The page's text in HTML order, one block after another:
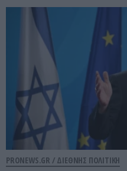
PRONEWS.GR / ΔΙΕΘΝΗΣ ΠΟΛΙΤΙΚΗ